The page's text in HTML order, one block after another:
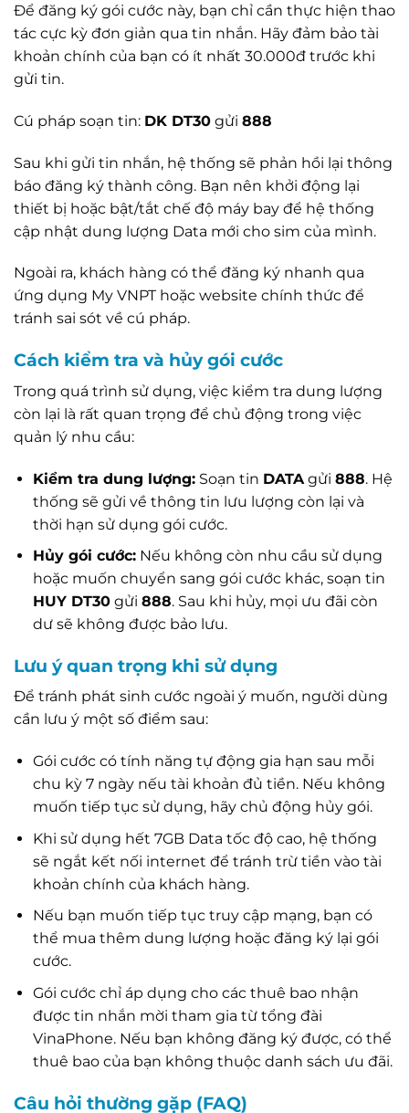
Để đăng ký gói cước này, bạn chỉ cần thực hiện thao
tác cực kỳ đơn giản qua tin nhắn. Hãy đảm bảo tài
khoản chính của bạn có ít nhất 30.000đ trước khi
gửi tin.
Cú pháp soạn tin: DK DT30 gửi 888
Sau khi gửi tin nhắn, hệ thống sẽ phản hồi lại thông
báo đăng ký thành công. Bạn nên khởi động lại
thiết bị hoặc bật/tắt chế độ máy bay để hệ thống
cập nhật dung lượng Data mới cho sim của mình.
Ngoài ra, khách hàng có thể đăng ký nhanh qua
ứng dụng My VNPT hoặc website chính thức để
tránh sai sót về cú pháp.
Cách kiểm tra và hủy gói cước
Trong quá trình sử dụng, việc kiểm tra dung lượng
còn lại là rất quan trọng để chủ động trong việc
quản lý nhu cầu:
Kiểm tra dung lượng:Soạn tin DATAgửi 888. Hệ
thống sẽ gửi về thông tin lưu lượng còn lại và
thời hạn sử dụng gói cước.
Hủy gói cước:Nếu không còn nhu cầu sử dụng
hoặc muốn chuyển sang gói cước khác, soạn tin
HUY DT30gửi 888. Sau khi hủy, mọi ưu đãi còn
dư sẽ không được bảo lưu.
Lưu ý quan trọng khi sử dụng
Để tránh phát sinh cước ngoài ý muốn, người dùng
cần lưu ý một số điểm sau:
Gói cước có tính năng tự động gia hạn sau mỗi
chu kỳ 7 ngày nếu tài khoản đủ tiền. Nếu không
muốn tiếp tục sử dụng, hãy chủ động hủy gói.
Khi sử dụng hết 7GB Data tốc độ cao, hệ thống
sẽ ngắt kết nối internet để tránh trừ tiền vào tài
khoản chính của khách hàng.
Nếu bạn muốn tiếp tục truy cập mạng, bạn có
thể mua thêm dung lượng hoặc đăng ký lại gói
cước.
Gói cước chỉ áp dụng cho các thuê bao nhận
được tin nhắn mời tham gia từ tổng đài
VinaPhone. Nếu bạn không đăng ký được, có thể
thuê bao của bạn không thuộc danh sách ưu đãi.
Câu hỏi thường gặp (FAQ)